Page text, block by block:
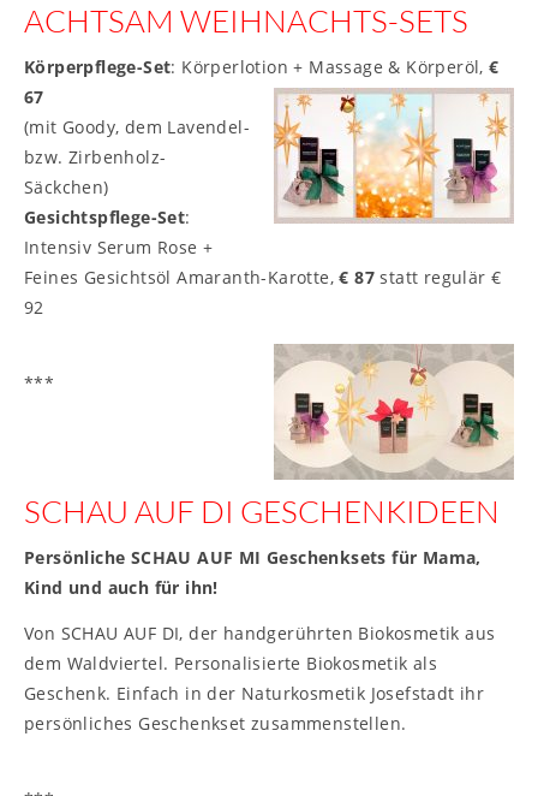
ACHTSAM WEIHNACHTS-SETS
Körperpflege-Set: Körperlotion + Massage & Körperöl,€
67
(mit Goody, dem Lavendel-
bzw. Zirbenholz-
Säckchen)
Gesichtspflege-Set:
Intensiv Serum Rose +
Feines Gesichtsöl Amaranth-Karotte, € 87 statt regulär €
92
***
SCHAU AUF DI GESCHENKIDEEN
Persönliche SCHAU AUF MI Geschenksets für Mama,
Kind und auch für ihn!
Von SCHAU AUF DI, der handgerührten Biokosmetik aus
dem Waldviertel. Personalisierte Biokosmetik als
Geschenk. Einfach in der Naturkosmetik Josefstadt ihr
persönliches Geschenkset zusammenstellen.